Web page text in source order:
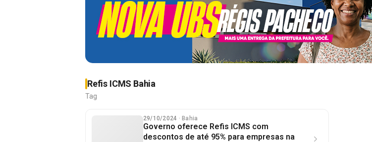
Refis ICMS Bahia
Tag
29/10/2024 · Bahia
Governo oferece Refis ICMS com
descontos de até 95% para empresas na